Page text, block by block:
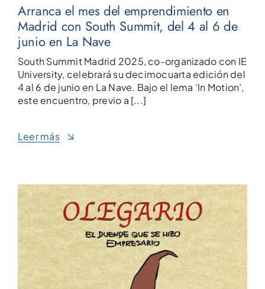
Arranca el mes del emprendimiento en
Madrid con South Summit, del 4 al 6 de
junio en La Nave
South Summit Madrid 2025, co-organizado con IE
University, celebrará su decimocuarta edición del
4 al 6 de junio en La Nave. Bajo el lema ‘In Motion’,
este encuentro, previo a [...]
Leer más